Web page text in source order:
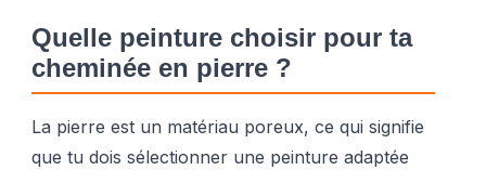
Quelle peinture choisir pour ta
cheminée en pierre ?
La pierre est un matériau poreux, ce qui signifie
que tu dois sélectionner une peinture adaptée